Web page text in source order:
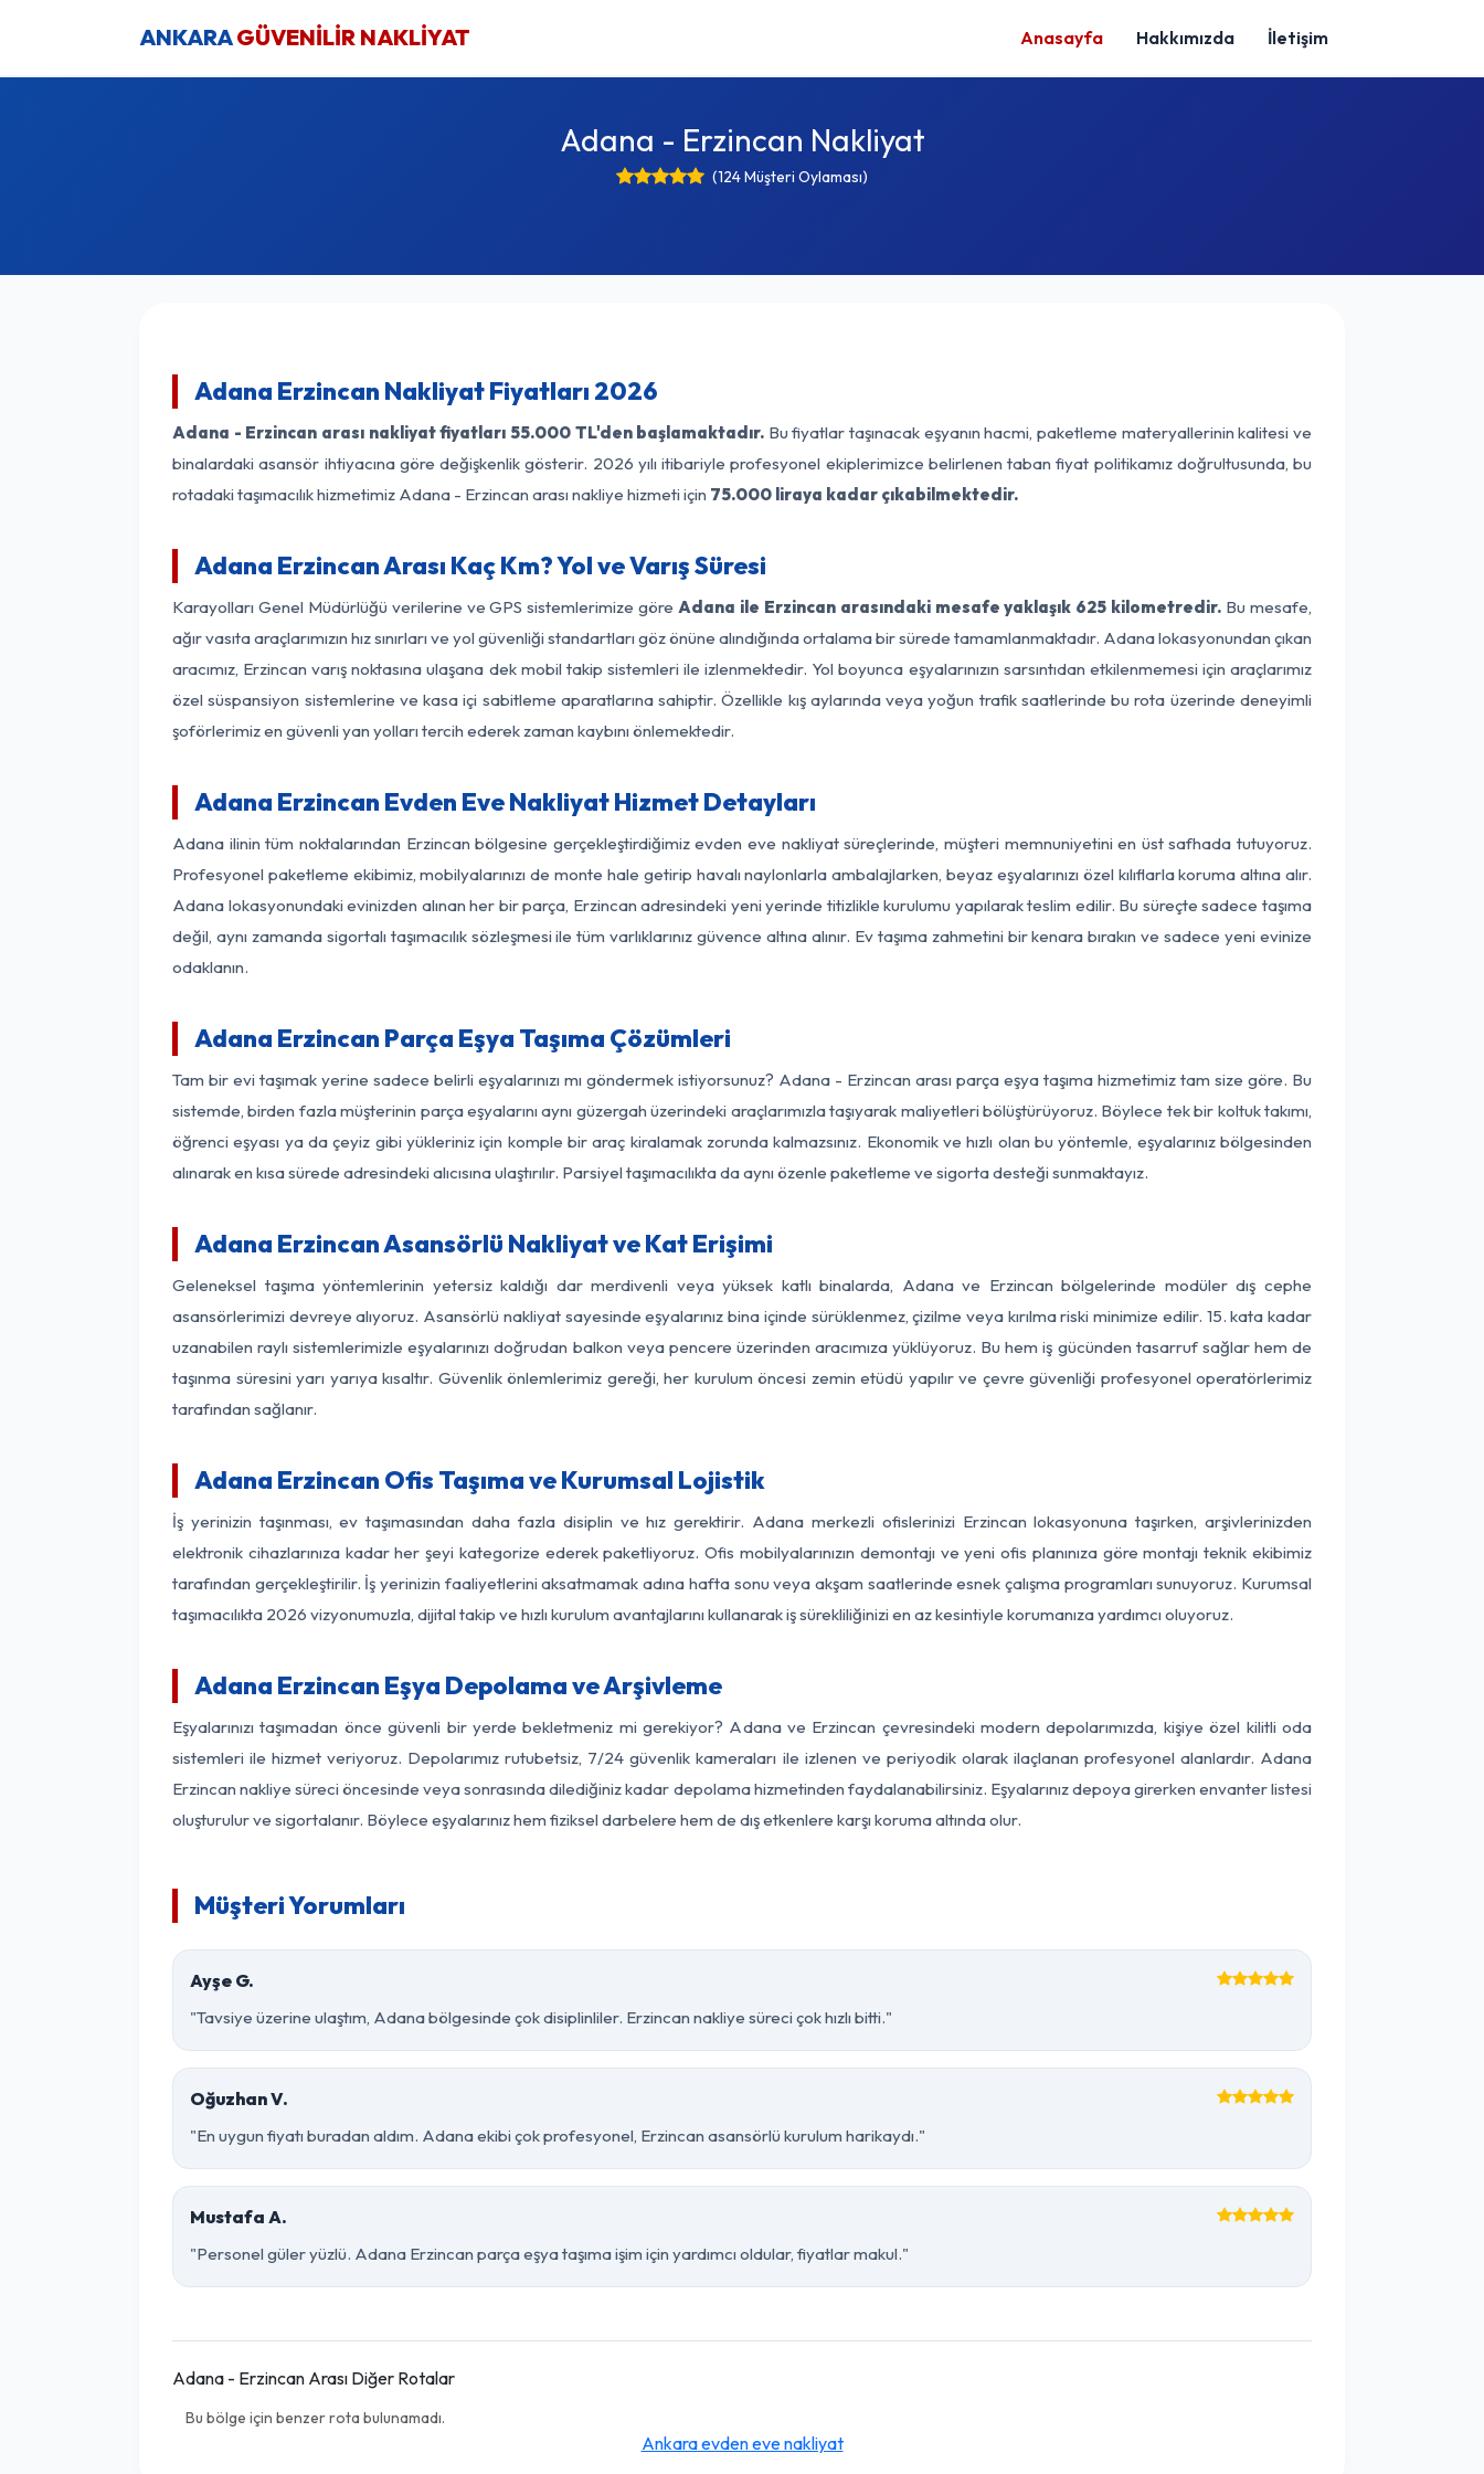
ANKARAGÜVENİLİR NAKLİYAT Anasayfa Hakkımızda İletişim
Adana - Erzincan Nakliyat
(124 Müşteri Oylaması)
Adana Erzincan Nakliyat Fiyatları 2026
Adana - Erzincan arası nakliyat fiyatları 55.000 TL'den başlamaktadır. Bu fiyatlar taşınacak eşyanın hacmi, paketleme materyallerinin kalitesi ve
binalardaki asansör ihtiyacına göre değişkenlik gösterir. 2026 yılı itibariyle profesyonel ekiplerimizce belirlenen taban fiyat politikamız doğrultusunda, bu
rotadaki taşımacılık hizmetimiz Adana - Erzincan arası nakliye hizmeti için 75.000 liraya kadar çıkabilmektedir.
Adana Erzincan Arası Kaç Km? Yol ve Varış Süresi
Karayolları Genel Müdürlüğü verilerine ve GPS sistemlerimize göreAdana ile Erzincan arasındaki mesafe yaklaşık 625 kilometredir. Bu mesafe,
ağır vasıta araçlarımızın hız sınırları ve yol güvenliği standartları göz önüne alındığında ortalama bir sürede tamamlanmaktadır. Adana lokasyonundan çıkan
aracımız, Erzincan varış noktasına ulaşana dek mobil takip sistemleri ile izlenmektedir. Yol boyunca eşyalarınızın sarsıntıdan etkilenmemesi için araçlarımız
özel süspansiyon sistemlerine ve kasa içi sabitleme aparatlarına sahiptir. Özellikle kış aylarında veya yoğun trafik saatlerinde bu rota üzerinde deneyimli
şoförlerimiz en güvenli yan yolları tercih ederek zaman kaybını önlemektedir.
Adana Erzincan Evden Eve Nakliyat Hizmet Detayları
Adana ilinin tüm noktalarından Erzincan bölgesine gerçekleştirdiğimiz evden eve nakliyat süreçlerinde, müşteri memnuniyetini en üst safhada tutuyoruz.
Profesyonel paketleme ekibimiz, mobilyalarınızı de monte hale getirip havalı naylonlarla ambalajlarken, beyaz eşyalarınızı özel kılıflarla koruma altına alır.
Adana lokasyonundaki evinizden alınan her bir parça, Erzincan adresindeki yeni yerinde titizlikle kurulumu yapılarak teslim edilir. Bu süreçte sadece taşıma
değil, aynı zamanda sigortalı taşımacılık sözleşmesi ile tüm varlıklarınız güvence altına alınır. Ev taşıma zahmetini bir kenara bırakın ve sadece yeni evinize
odaklanın.
Adana Erzincan Parça Eşya Taşıma Çözümleri
Tam bir evi taşımak yerine sadece belirli eşyalarınızı mı göndermek istiyorsunuz? Adana - Erzincan arası parça eşya taşıma hizmetimiz tam size göre. Bu
sistemde, birden fazla müşterinin parça eşyalarını aynı güzergah üzerindeki araçlarımızla taşıyarak maliyetleri bölüştürüyoruz. Böylece tek bir koltuk takımı,
öğrenci eşyası ya da çeyiz gibi yükleriniz için komple bir araç kiralamak zorunda kalmazsınız. Ekonomik ve hızlı olan bu yöntemle, eşyalarınız bölgesinden
alınarak en kısa sürede adresindeki alıcısına ulaştırılır. Parsiyel taşımacılıkta da aynı özenle paketleme ve sigorta desteği sunmaktayız.
Adana Erzincan Asansörlü Nakliyat ve Kat Erişimi
Geleneksel taşıma yöntemlerinin yetersiz kaldığı dar merdivenli veya yüksek katlı binalarda, Adana ve Erzincan bölgelerinde modüler dış cephe
asansörlerimizi devreye alıyoruz. Asansörlü nakliyat sayesinde eşyalarınız bina içinde sürüklenmez, çizilme veya kırılma riski minimize edilir. 15. kata kadar
uzanabilen raylı sistemlerimizle eşyalarınızı doğrudan balkon veya pencere üzerinden aracımıza yüklüyoruz. Bu hem iş gücünden tasarruf sağlar hem de
taşınma süresini yarı yarıya kısaltır. Güvenlik önlemlerimiz gereği, her kurulum öncesi zemin etüdü yapılır ve çevre güvenliği profesyonel operatörlerimiz
tarafından sağlanır.
Adana Erzincan Ofis Taşıma ve Kurumsal Lojistik
İş yerinizin taşınması, ev taşımasından daha fazla disiplin ve hız gerektirir. Adana merkezli ofislerinizi Erzincan lokasyonuna taşırken, arşivlerinizden
elektronik cihazlarınıza kadar her şeyi kategorize ederek paketliyoruz. Ofis mobilyalarınızın demontajı ve yeni ofis planınıza göre montajı teknik ekibimiz
tarafından gerçekleştirilir. İş yerinizin faaliyetlerini aksatmamak adına hafta sonu veya akşam saatlerinde esnek çalışma programları sunuyoruz. Kurumsal
taşımacılıkta 2026 vizyonumuzla, dijital takip ve hızlı kurulum avantajlarını kullanarak iş sürekliliğinizi en az kesintiyle korumanıza yardımcı oluyoruz.
Adana Erzincan Eşya Depolama ve Arşivleme
Eşyalarınızı taşımadan önce güvenli bir yerde bekletmeniz mi gerekiyor? Adana ve Erzincan çevresindeki modern depolarımızda, kişiye özel kilitli oda
sistemleri ile hizmet veriyoruz. Depolarımız rutubetsiz, 7/24 güvenlik kameraları ile izlenen ve periyodik olarak ilaçlanan profesyonel alanlardır. Adana
Erzincan nakliye süreci öncesinde veya sonrasında dilediğiniz kadar depolama hizmetinden faydalanabilirsiniz. Eşyalarınız depoya girerken envanter listesi
oluşturulur ve sigortalanır. Böylece eşyalarınız hem fiziksel darbelere hem de dış etkenlere karşı koruma altında olur.
Müşteri Yorumları
Ayşe G.
"Tavsiye üzerine ulaştım, Adana bölgesinde çok disiplinliler. Erzincan nakliye süreci çok hızlı bitti."
Oğuzhan V.
"En uygun fiyatı buradan aldım. Adana ekibi çok profesyonel, Erzincan asansörlü kurulum harikaydı."
Mustafa A.
"Personel güler yüzlü. Adana Erzincan parça eşya taşıma işim için yardımcı oldular, fiyatlar makul."
Adana - Erzincan Arası Diğer Rotalar
Bu bölge için benzer rota bulunamadı.
Ankara evden eve nakliyat